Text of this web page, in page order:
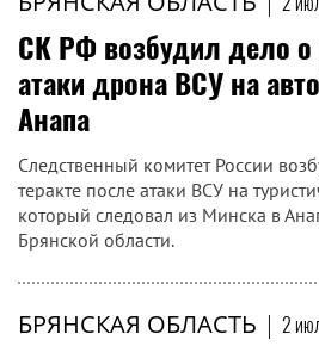
СК РФ возбудил дело о
атаки дрона ВСУ на
Анапа
Следственный комитет России
теракте после атаки ВСУ на
который следовал из Минска в
Брянской области.
БРЯНСКАЯ ОБЛАСТЬ | 2